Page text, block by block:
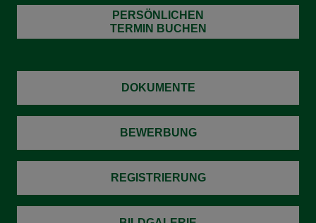
PERSÖNLICHEN
TERMIN BUCHEN
DOKUMENTE
BEWERBUNG
REGISTRIERUNG